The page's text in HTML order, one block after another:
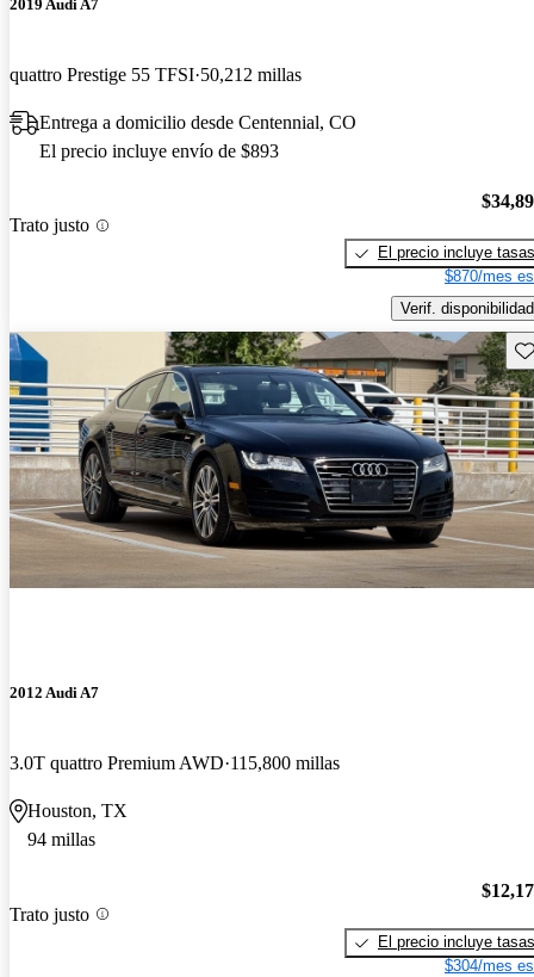
2019 Audi A7
quattro Prestige 55 TFSI 50,212 millas
Entrega a domicilio desde Centennial, CO
El precio incluye envío de $893
Trato justo
El precio incluye tasas
$870/mes
Verif. disponibilidad
2012 Audi A7
3.0T quattro Premium AWD 115,800 millas
Houston, TX
94 millas
Trato justo
El precio incluye tasas
$304/mes